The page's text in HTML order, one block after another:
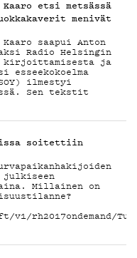
etsi metsässä
menivät
saapui Anton
Radio Helsingin
kirjoittamisesta ja
esseekokoelma
ilmestyi
Sen tekstit
soitettiin
julkiseen
Millainen on
rh2017ondemand/